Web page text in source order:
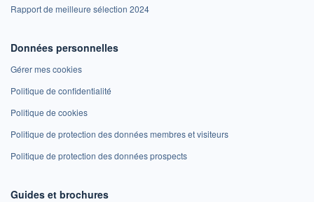
Rapport de meilleure sélection 2024
Données personnelles
Gérer mes cookies
Politique de confidentialité
Politique de cookies
Politique de protection des données membres et visiteurs
Politique de protection des données prospects
Guides et brochures